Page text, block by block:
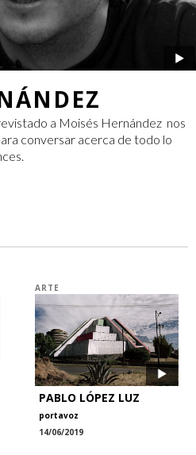
a Moisés Hernández nos
conversar acerca de todo lo
ARTE
PABLO LÓPEZ LUZ
portavoz
14/06/2019